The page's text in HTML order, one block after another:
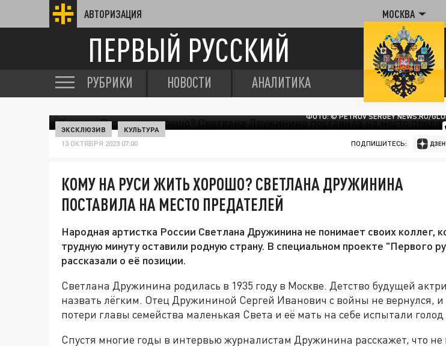
АВТОРИЗАЦИЯ МОСКВА
ПЕРВЫЙ РУССКИЙ
РУБРИКИ НОВОСТИ АНАЛИТИКА
ФОТО: © PETROV SERGEY NEWS.RU/
ЭКСКЛЮЗИВ КУЛЬТУРА
13 ОКТЯБРЯ 2023 07:00 ПОДПИШИТЕСЬ:
КОМУ НА РУСИ ЖИТЬ ХОРОШО? СВЕТЛАНА ДРУЖИНИНА
ПОСТАВИЛА НА МЕСТО ПРЕДАТЕЛЕЙ
Народная артистка России Светлана Дружинина не понимает своих коллег,
трудную минуту оставили родную страну. В специальном проекте "Первого
рассказали о её позиции.
Светлана Дружинина родилась в 1935 году в Москве. Детство будущей
назвать лёгким. Отец Дружининой Сергей Иванович с войны не вернулся, и
потери главы семейства маленькая Света и её мать на себе испытали
Спустя многие годы в интервью журналистам Дружинина расскажет, что